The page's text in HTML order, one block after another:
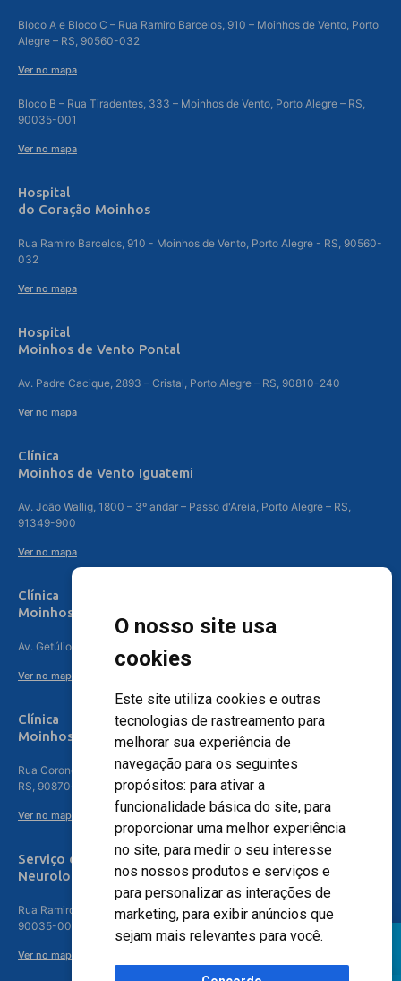
O nosso site usa
cookies
Este site utiliza cookies e outras
tecnologias de rastreamento para
melhorar sua experiência de
navegação para os seguintes
propósitos: para ativar a
funcionalidade básica do site, para
proporcionar uma melhor experiência
no site, para medir o seu interesse
nos nossos produtos e serviços e
para personalizar as interações de
marketing, para exibir anúncios que
sejam mais relevantes para você.
Bloco A e Bloco C – Rua Ramiro Barcelos, 910 – Moinhos de Vento, Porto
Alegre – RS, 90560-032
Ver no mapa
Bloco B – Rua Tiradentes, 333 – Moinhos de Vento, Porto Alegre – RS,
90035-001
Ver no mapa
Hospital
do Coração Moinhos
Rua Ramiro Barcelos, 910 - Moinhos de Vento, Porto Alegre - RS, 90560-
032
Ver no mapa
Hospital
Moinhos de Vento Pontal
Av. Padre Cacique, 2893 – Cristal, Porto Alegre – RS, 90810-240
Ver no mapa
Clínica
Moinhos de Vento Iguatemi
Av. João Wallig, 1800 – 3º andar – Passo d'Areia, Porto Alegre – RS,
91349-900
Ver no mapa
Clínica
Moinhos de Vento Canoas
Av. Getúlio Vargas, 4841 – Centro, Canoas – RS, 92010-010
Ver no mapa
Clínica
Moinhos de Vento - Teresópolis
Rua Coronel Aparício Borges, 250 - 3º andar - Teresópolis, Porto Alegre -
RS, 90870-016
Ver no mapa
Serviço de
Neurologia
Rua Ramiro Barcelos, 630 – 5º andar – Floresta, Porto Alegre – RS,
90035-001
Ver no mapa